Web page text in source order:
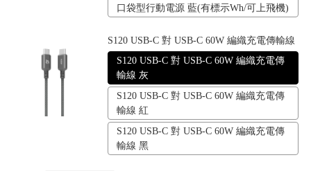
口袋型行動電源 藍(有標示Wh/可上飛機)
S120 USB-C 對 USB-C 60W 編織充電傳輸線
S120 USB-C 對 USB-C 60W 編織充電傳
輸線 灰
S120 USB-C 對 USB-C 60W 編織充電傳
輸線 紅
S120 USB-C 對 USB-C 60W 編織充電傳
輸線 黑